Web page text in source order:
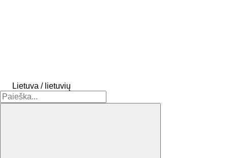
Lietuva / lietuvių